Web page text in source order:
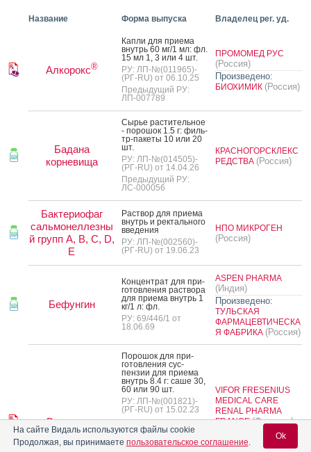
Название Форма выпуска Владелец рег. уд.
Алкорокс®
Кап­ли для при­ема
внутрь 60 мг/1 мл: фл.
15 мл 1, 3 или 4 шт.
РУ: ЛП-№(011965)-
(РГ-RU) от 06.10.25
Предыдущий РУ:
ЛП-007789
ПРОМОМЕД РУС
(Россия)
Произведено:
БИОХИМИК (Россия)
Бадана
корневища
Сырье рас­ти­тель­ное
- по­рошок 1.5 г: филь­
тр-па­кеты 10 или 20
шт.
РУ: ЛП-№(014505)-
(РГ-RU) от 14.04.26
Предыдущий РУ:
ЛС-000056
КРАСНОГОРСКЛЕКС
РЕДСТВА (Россия)
Бактериофаг
сальмонеллезны
й групп A, B, C, D,
E
Рас­твор для при­ема
внутрь и рек­таль­но­го
вве­дения
РУ: ЛП-№(002560)-
(РГ-RU) от 19.06.23
НПО МИКРОГЕН
(Россия)
Бефунгин
Кон­цен­трат для при­
готов­ле­ния рас­тво­ра
для при­ема внутрь 1
кг/1 л: фл.
РУ: 69/446/1 от
18.06.69
ASPEN PHARMA
(Индия)
Произведено:
ТУЛЬСКАЯ
ФАРМАЦЕВТИЧЕСКА
Я ФАБРИКА (Россия)
Вельтасса
По­рошок для при­
готов­ле­ния сус­
пензии для при­ема
внутрь 8.4 г: са­ше 30,
60 или 90 шт.
РУ: ЛП-№(001821)-
(РГ-RU) от 15.02.23
По­рошок для при­
готов­ле­ния сус­
VIFOR FRESENIUS
MEDICAL CARE
RENAL PHARMA
FRANCE(Франция)
OM
PHARMA
На сайте Видаль используются файлы cookie
Продолжая, вы принимаете пользовательское соглашение.
Ok